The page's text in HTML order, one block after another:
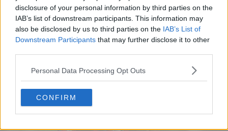
disclosure of your personal information by third parties on the
IAB’s list of downstream participants. This information may
also be disclosed by us to third parties on the IAB’s List of
Downstream Participants that may further disclose it to other
Personal Data Processing Opt Outs
CONFIRM
rayures verticales emblématiques est attendu, aucun
élément de design spécifique ni aucune combinaison de
couleurs exacte n'ont encore fait l'objet de fuites.